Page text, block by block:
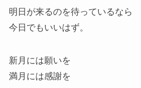
明日が来るのを待っているなら
今日でもいいはず。
新月には願いを
満月には感謝を